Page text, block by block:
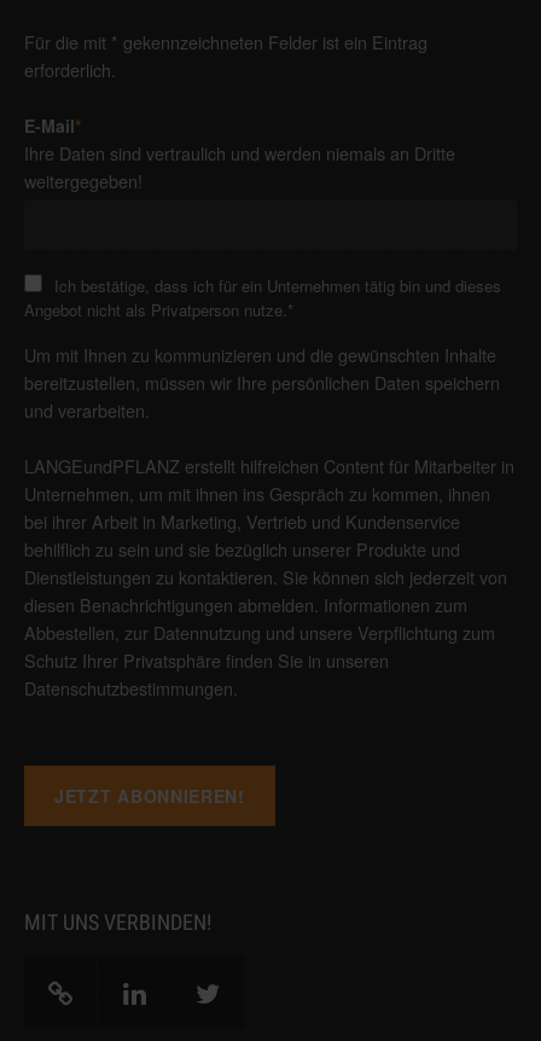
Für die mit * gekennzeichneten Felder ist ein Eintrag
erforderlich.
E-Mail*
Ihre Daten sind vertraulich und werden niemals an Dritte
weitergegeben!
Ich bestätige, dass ich für ein Unternehmen tätig bin und dieses
Angebot nicht als Privatperson nutze.*
Um mit Ihnen zu kommunizieren und die gewünschten Inhalte
bereitzustellen, müssen wir Ihre persönlichen Daten speichern
und verarbeiten.
LANGEundPFLANZ erstellt hilfreichen Content für Mitarbeiter in
Unternehmen, um mit ihnen ins Gespräch zu kommen, ihnen
bei ihrer Arbeit in Marketing, Vertrieb und Kundenservice
behilflich zu sein und sie bezüglich unserer Produkte und
Dienstleistungen zu kontaktieren. Sie können sich jederzeit von
diesen Benachrichtigungen abmelden. Informationen zum
Abbestellen, zur Datennutzung und unsere Verpflichtung zum
Schutz Ihrer Privatsphäre finden Sie in unseren
Datenschutzbestimmungen
MIT UNS VERBINDEN!